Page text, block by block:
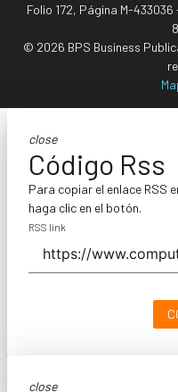
Folio 172, Página M-
© 2026 BPS Business
close
Código Rss
Para copiar el enlace RSS
haga clic en el botón.
RSS link
close